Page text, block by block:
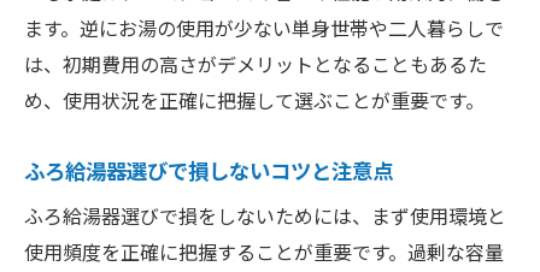
ます。逆にお湯の使用が少ない単身世帯や二人暮らしで
は、初期費用の高さがデメリットとなることもあるた
め、使用状況を正確に把握して選ぶことが重要です。
ふろ給湯器選びで損しないコツと注意点
ふろ給湯器選びで損をしないためには、まず使用環境と
使用頻度を正確に把握することが重要です。過剰な容量